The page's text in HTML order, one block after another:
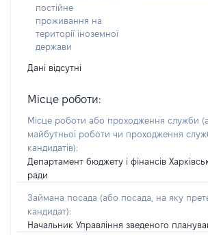
постійне
проживання на
території іноземної
держави
Дані відсутні
Місце роботи:
Місце роботи або проходження служби
майбутньої роботи чи проходження
кандидатів):
Департамент бюджету і фінансів
ради
Займана посада (або посада, на яку
кандидат):
Начальник Управління зведеного